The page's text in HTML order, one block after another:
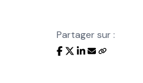
Partager sur :